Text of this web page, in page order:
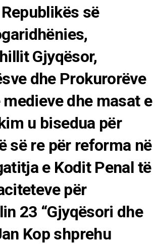
së
Gjyqësor,
dhe Prokurorëve
dhe masat e
u bisedua për
së re për reforma në
e Kodit Penal të
për
23 “Gjyqësori dhe
Kop shprehu